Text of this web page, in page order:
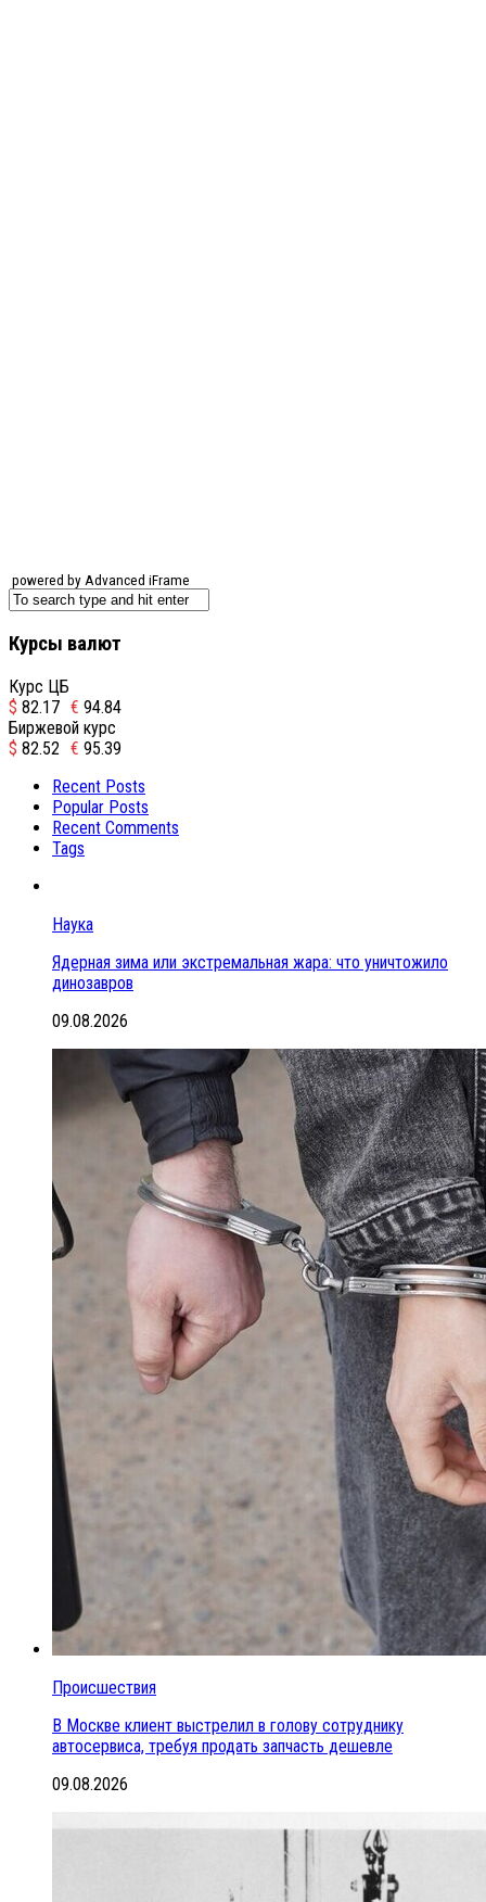
powered by Advanced iFrame
Курсы валют
Курс ЦБ
$ 82.17 € 94.84
Биржевой курс
$ 82.52 € 95.39
Recent Posts
Popular Posts
Recent Comments
Tags
Наука
Ядерная зима или экстремальная жара: что уничтожило
динозавров
09.08.2026
Происшествия
В Москве клиент выстрелил в голову сотруднику
автосервиса, требуя продать запчасть дешевле
09.08.2026